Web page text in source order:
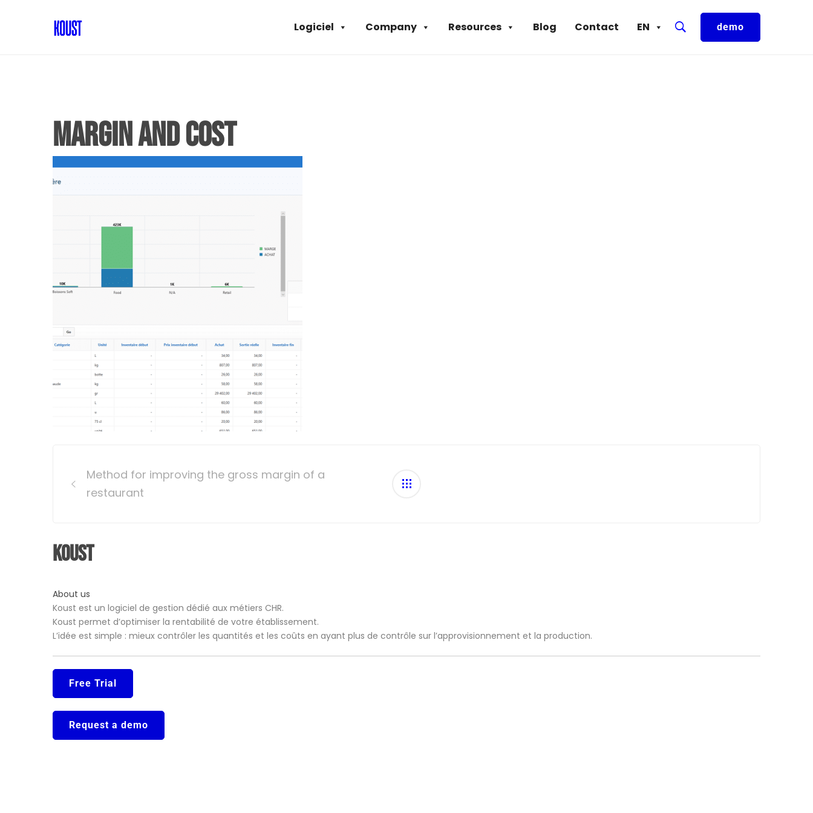
EN
Contact
Blog
Resources
Company
Logiciel demo
Margin and cost
navigation
Method for improving the gross margin of a
restaurant
Koust
About us
Koust est un logiciel de gestion dédié aux métiers CHR.
Koust permet d’optimiser la rentabilité de votre établissement.
L’idée est simple : mieux contrôler les quantités et les coûts en ayant plus de contrôle sur l’approvisionnement et la production.
Free Trial
Request a demo